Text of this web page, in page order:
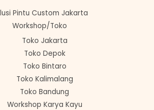
Pintu Custom Jakarta
Workshop/Toko
Toko Jakarta
Toko Depok
Toko Bintaro
Toko Kalimalang
Toko Bandung
Workshop Karya Kayu